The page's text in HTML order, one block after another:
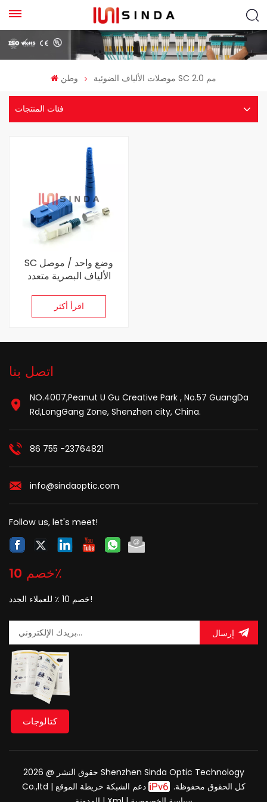
وطن موصلات الألياف الضوئية SC 2.0 مم
فئات المنتجات
SC وضع واحد / موصل
الألياف البصرية متعدد
اقرأ أكثر
اتصل بنا
NO.4007,Peanut U Gu Creative Park , No.57 GuangDa
Rd,LongGang Zone, Shenzhen city, China.
86 755 -23764821
info@sindaoptic.com
Follow us, let's meet!
خصم 10٪
خصم 10 ٪ للعملاء الجدد!
إرسال
كتالوجات
حقوق النشر @ 2026 Shenzhen Sinda Optic Technology
Co.,ltd كل الحقوق محفوظة.
دعم الشبكة خريطة الموقع |